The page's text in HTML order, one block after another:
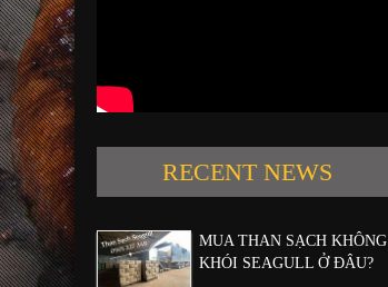
RECENT NEWS
MUA THAN SẠCH KHÔNG
KHÓI SEAGULL Ở ĐÂU?